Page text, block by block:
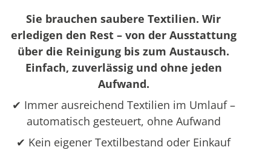
Sie brauchen saubere Textilien. Wir
erledigen den Rest – von der Ausstattung
über die Reinigung bis zum Austausch.
Einfach, zuverlässig und ohne jeden
Aufwand.
✔ Immer ausreichend Textilien im Umlauf –
automatisch gesteuert, ohne Aufwand
✔ Kein eigener Textilbestand oder Einkauf